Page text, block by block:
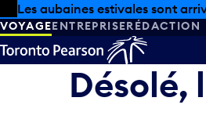
Skip to offers
Passer au contenu principal
Les aubaines estivales sont
VOYAGEENTREPRISERÉDACTION
Désolé,